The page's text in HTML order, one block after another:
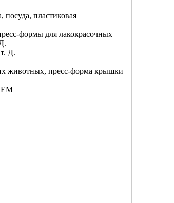
посуда, пластиковая
формы для лакокрасочных
Д.
животных, пресс-форма крышки